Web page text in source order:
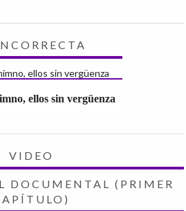
ellos sin vergüenza
VIDEO
DOCUMENTAL (PRIMER